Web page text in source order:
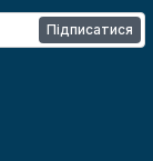
Підписатися